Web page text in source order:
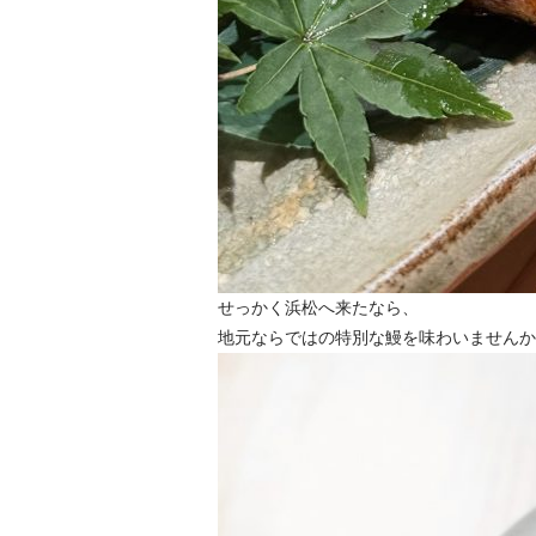
せっかく浜松へ来たなら、
地元ならではの特別な鰻を味わいません